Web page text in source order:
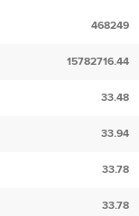
468249
15782716.44
33.48
33.94
33.78
33.78